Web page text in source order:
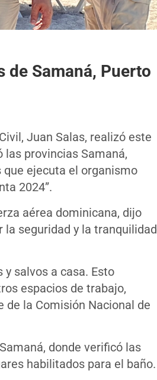
de Samaná, Puerto
Juan Salas, realizó este
las provincias Samaná,
ejecuta el organismo
2024”.
aérea dominicana, dijo
seguridad y la tranquilidad
y salvos a casa. Esto
espacios de trabajo,
de la Comisión Nacional de
donde verificó las
habilitados para el baño.